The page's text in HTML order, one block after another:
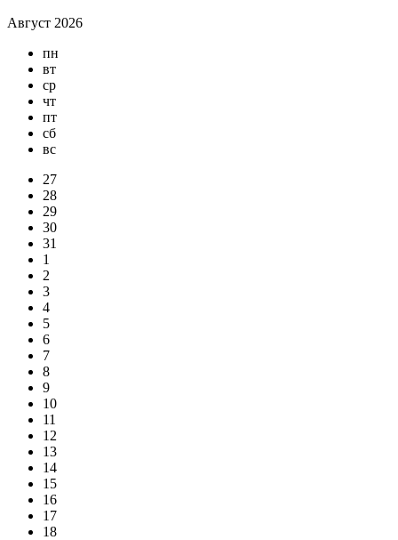
Август 2026
пн
вт
ср
чт
пт
сб
вс
27
28
29
30
31
1
2
3
4
5
6
7
8
9
10
11
12
13
14
15
16
17
18